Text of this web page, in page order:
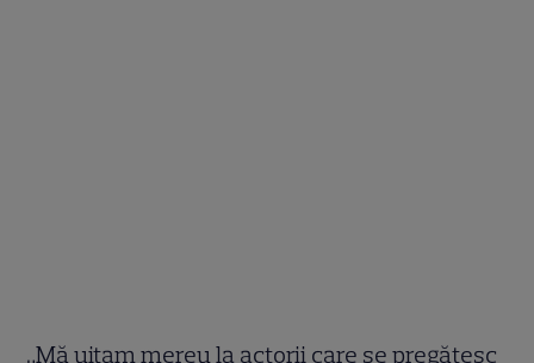
„Mă uitam mereu la actorii care se pregătesc